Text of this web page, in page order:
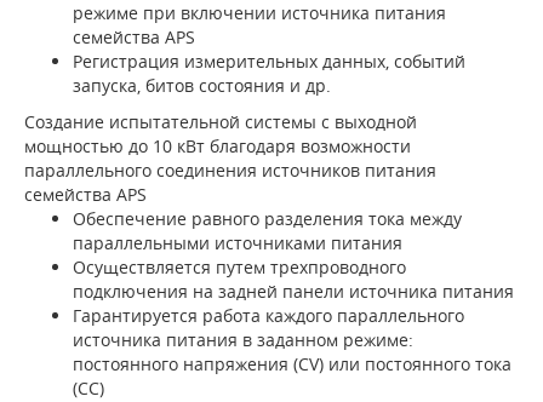
режиме при включении источника питания
семейства APS
Регистрация измерительных данных, событий
запуска, битов состояния и др.
Создание испытательной системы с выходной
мощностью до 10 кВт благодаря возможности
параллельного соединения источников питания
семейства APS
Обеспечение равного разделения тока между
параллельными источниками питания
Осуществляется путем трехпроводного
подключения на задней панели источника питания
Гарантируется работа каждого параллельного
источника питания в заданном режиме:
постоянного напряжения (CV) или постоянного тока
(CC)